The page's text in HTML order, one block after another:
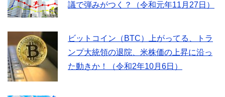
議で弾みがつく？（令和元年11月27日）
ビットコイン（BTC）上がってる、トラ
ンプ大統領の退院、米株価の上昇に沿っ
た動きか！（令和2年10月6日）